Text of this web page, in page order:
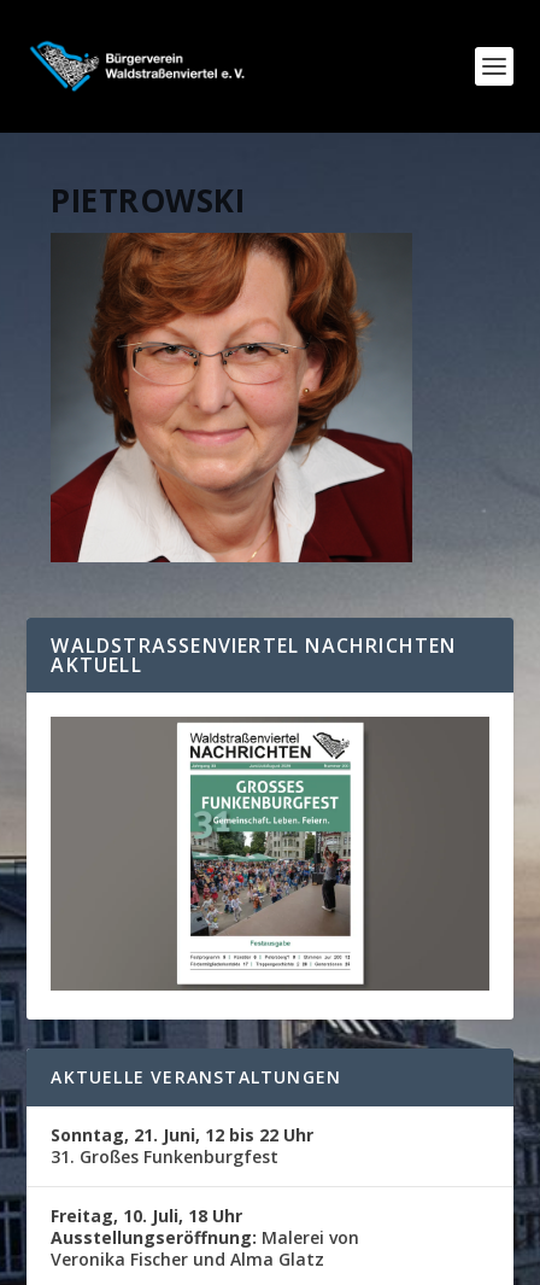
PIETROWSKI
WALDSTRASSENVIERTEL NACHRICHTEN A
KTUELL
AKTUELLE VERANSTALTUNGEN
Sonntag, 21. Juni, 12 bis 22 Uhr
31. Großes Funkenburgfest
Freitag, 10. Juli, 18 Uhr
Ausstellungseröffnung: Malerei von
Veronika Fischer und Alma Glatz